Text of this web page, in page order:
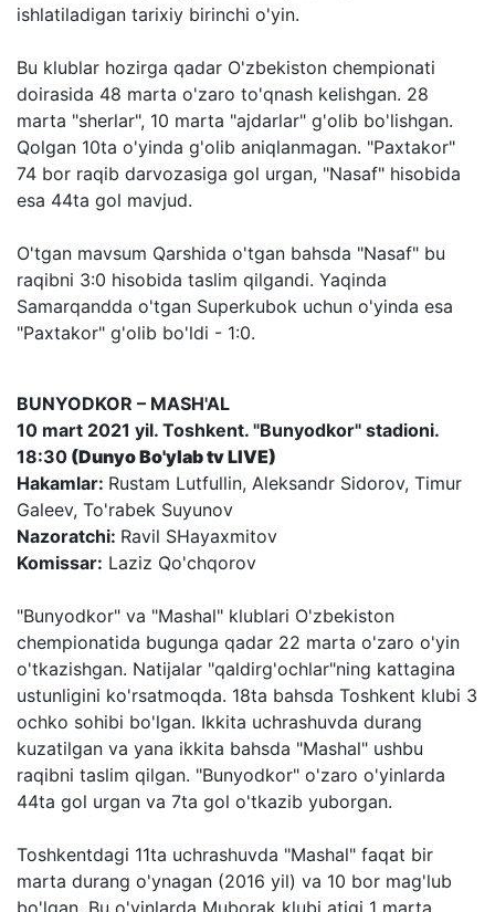
ishlatiladigan tarixiy birinchi o'yin.
Bu klublar hozirga qadar O'zbekiston chempionati
doirasida 48 marta o'zaro to'qnash kelishgan. 28
marta "sherlar", 10 marta "ajdarlar" g'olib bo'lishgan.
Qolgan 10ta o'yinda g'olib aniqlanmagan. "Paxtakor"
74 bor raqib darvozasiga gol urgan, "Nasaf" hisobida
esa 44ta gol mavjud.
O'tgan mavsum Qarshida o'tgan bahsda "Nasaf" bu
raqibni 3:0 hisobida taslim qilgandi. Yaqinda
Samarqandda o'tgan Superkubok uchun o'yinda esa
"Paxtakor" g'olib bo'ldi - 1:0.
BUNYODKOR – MASH'AL
10 mart 2021 yil. Toshkent. "Bunyodkor" stadioni.
18:30 (Dunyo Bo'ylab tv LIVE)
Hakamlar: Rustam Lutfullin, Aleksandr Sidorov, Timur
Galeev, To'rabek Suyunov
Nazoratchi: Ravil SHayaxmitov
Komissar: Laziz Qo'chqorov
"Bunyodkor" va "Mashal" klublari O'zbekiston
chempionatida bugunga qadar 22 marta o'zaro o'yin
o'tkazishgan. Natijalar "qaldirg'ochlar"ning kattagina
ustunligini ko'rsatmoqda. 18ta bahsda Toshkent klubi 3
ochko sohibi bo'lgan. Ikkita uchrashuvda durang
kuzatilgan va yana ikkita bahsda "Mashal" ushbu
raqibni taslim qilgan. "Bunyodkor" o'zaro o'yinlarda
44ta gol urgan va 7ta gol o'tkazib yuborgan.
Toshkentdagi 11ta uchrashuvda "Mashal" faqat bir
marta durang o'ynagan (2016 yil) va 10 bor mag'lub
bo'lgan. Bu o'yinlarda Muborak klubi atigi 1 marta